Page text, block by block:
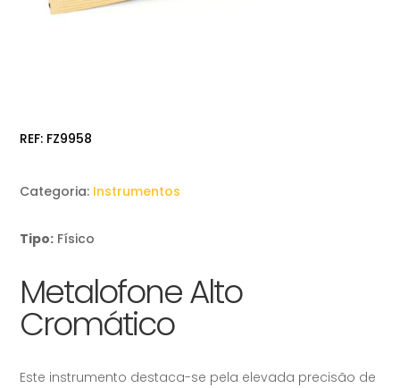
REF: FZ9958
Categoria: Instrumentos
Tipo: Físico
Metalofone Alto
Cromático
Este instrumento destaca-se pela elevada precisão de